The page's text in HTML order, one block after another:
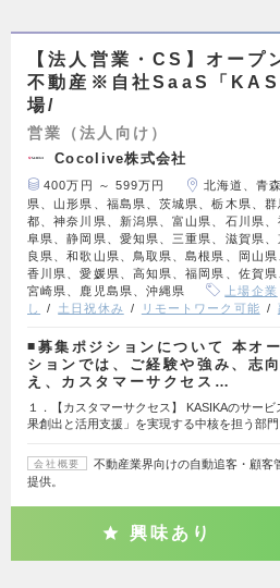
【法人営業・CS】オー
不動産※自社SaaS「
場/
営業（法人向け）
Cocolive株式会社
400万円 ～ 599万円
北海道、青
県、山形県、福島県、茨城県、栃木県、
都、神奈川県、新潟県、富山県、石川県
阜県、静岡県、愛知県、三重県、滋賀県
良県、和歌山県、鳥取県、島根県、岡山
香川県、愛媛県、高知県、福岡県、佐賀県
宮崎県、鹿児島県、沖縄県
上場企業
し
土日祝休み リモートワーク可能
◾️募集ポジションについて 本オ
ションでは、ご経験や強み、志
え、カスタマーサクセス…
１．【カスタマーサクセス】 KASIKAのサー
果創出と活用支援」を実現する中核を担う部門
会社概要
不動産業界向けの自動追客・顧客
提供。
興味あり